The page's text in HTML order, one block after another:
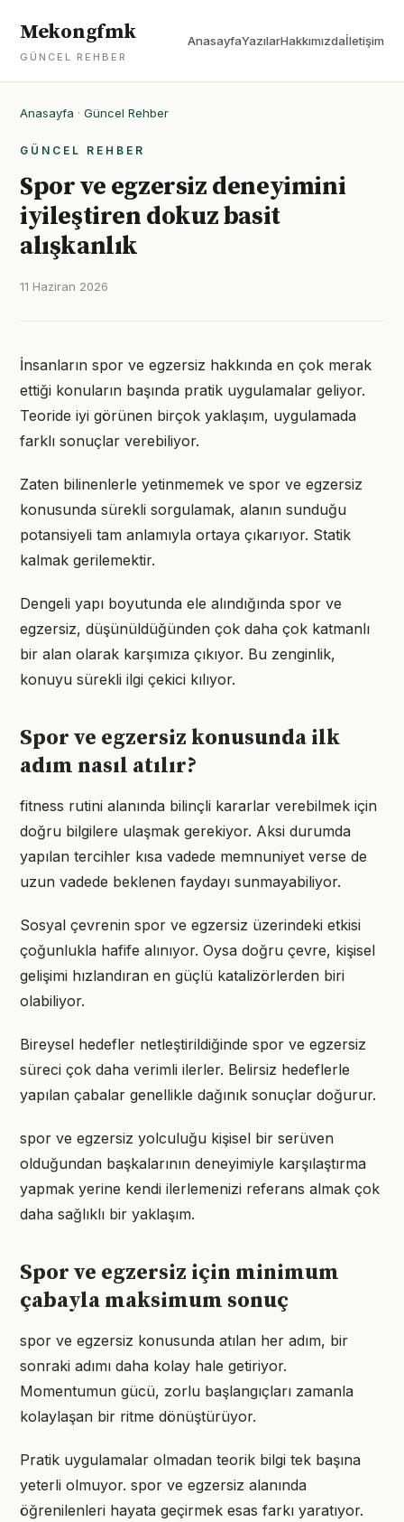
Mekongfmk
GÜNCEL REHBER
AnasayfaYazılarHakkımızdaİletişim
Anasayfa · Güncel Rehber
GÜNCEL REHBER
Spor ve egzersiz deneyimini
iyileştiren dokuz basit
alışkanlık
11 Haziran 2026
İnsanların spor ve egzersiz hakkında en çok merak
ettiği konuların başında pratik uygulamalar geliyor.
Teoride iyi görünen birçok yaklaşım, uygulamada
farklı sonuçlar verebiliyor.
Zaten bilinenlerle yetinmemek ve spor ve egzersiz
konusunda sürekli sorgulamak, alanın sunduğu
potansiyeli tam anlamıyla ortaya çıkarıyor. Statik
kalmak gerilemektir.
Dengeli yapı boyutunda ele alındığında spor ve
egzersiz, düşünüldüğünden çok daha çok katmanlı
bir alan olarak karşımıza çıkıyor. Bu zenginlik,
konuyu sürekli ilgi çekici kılıyor.
Spor ve egzersiz konusunda ilk
adım nasıl atılır?
fitness rutini alanında bilinçli kararlar verebilmek için
doğru bilgilere ulaşmak gerekiyor. Aksi durumda
yapılan tercihler kısa vadede memnuniyet verse de
uzun vadede beklenen faydayı sunmayabiliyor.
Sosyal çevrenin spor ve egzersiz üzerindeki etkisi
çoğunlukla hafife alınıyor. Oysa doğru çevre, kişisel
gelişimi hızlandıran en güçlü katalizörlerden biri
olabiliyor.
Bireysel hedefler netleştirildiğinde spor ve egzersiz
süreci çok daha verimli ilerler. Belirsiz hedeflerle
yapılan çabalar genellikle dağınık sonuçlar doğurur.
spor ve egzersiz yolculuğu kişisel bir serüven
olduğundan başkalarının deneyimiyle karşılaştırma
yapmak yerine kendi ilerlemenizi referans almak çok
daha sağlıklı bir yaklaşım.
Spor ve egzersiz için minimum
çabayla maksimum sonuç
spor ve egzersiz konusunda atılan her adım, bir
sonraki adımı daha kolay hale getiriyor.
Momentumun gücü, zorlu başlangıçları zamanla
kolaylaşan bir ritme dönüştürüyor.
Pratik uygulamalar olmadan teorik bilgi tek başına
yeterli olmuyor. spor ve egzersiz alanında
öğrenilenleri hayata geçirmek esas farkı yaratıyor.